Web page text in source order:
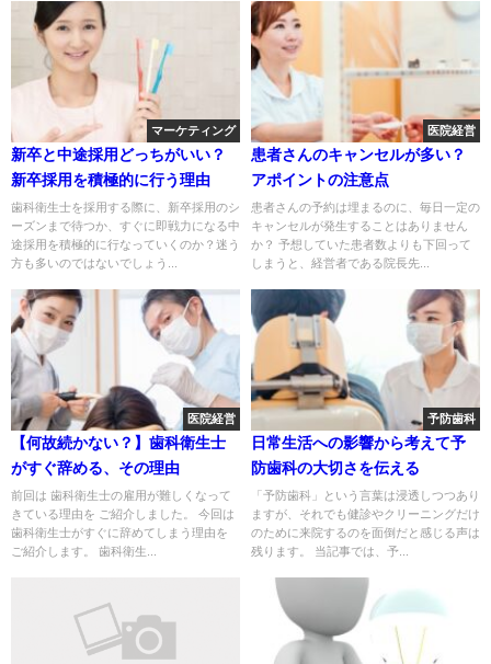
マーケティング
新卒と中途採用どっちがいい？
新卒採用を積極的に行う理由
歯科衛生士を採用する際に、新卒採用のシ
ーズンまで待つか、すぐに即戦力になる中
途採用を積極的に行なっていくのか？迷う
方も多いのではないでしょう...
医院経営
患者さんのキャンセルが多い？
アポイントの注意点
患者さんの予約は埋まるのに、毎日一定の
キャンセルが発生することはありません
か？ 予想していた患者数よりも下回って
しまうと、経営者である院長先...
医院経営
【何故続かない？】歯科衛生士
がすぐ辞める、その理由
前回は 歯科衛生士の雇用が難しくなって
きている理由を ご紹介しました。 今回は
歯科衛生士がすぐに辞めてしまう理由を
ご紹介します。 歯科衛生...
予防歯科
日常生活への影響から考えて予
防歯科の大切さを伝える
「予防歯科」という言葉は浸透しつつあり
ますが、それでも健診やクリーニングだけ
のために来院するのを面倒だと感じる声は
残ります。 当記事では、予...